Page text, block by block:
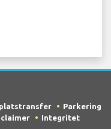
Parkering
Integritet